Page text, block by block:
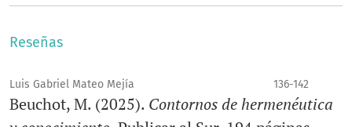
Reseñas
Luis Gabriel Mateo Mejía 136-142
Beuchot, M. (2025). Contornos de hermenéutica